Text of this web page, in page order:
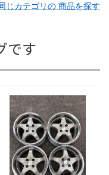
じカテゴリの 商品を探す
です